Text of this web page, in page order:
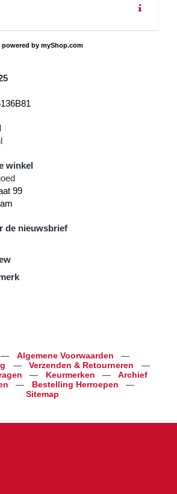
powered by myShop.com
winkel
99
de nieuwsbrief
— Algemene Voorwaarden
—
— Verzenden & Retourneren
—
— Keurmerken —
Archief
— Bestelling Herroepen
—
Sitemap